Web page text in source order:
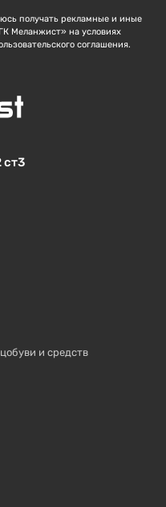
получать рекламные и иные
Меланжист» на условиях
соглашения.
ст3
и средств